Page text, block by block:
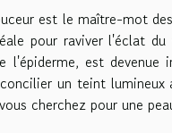
est le maître-mot
pour raviver l'éclat
l'épiderme, est
un teint
cherchez pour une